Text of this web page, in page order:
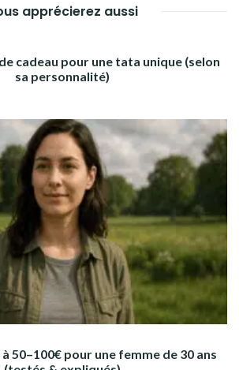
apprécierez aussi
cadeau pour une tata unique (selon
sa personnalité)
50–100€ pour une femme de 30 ans